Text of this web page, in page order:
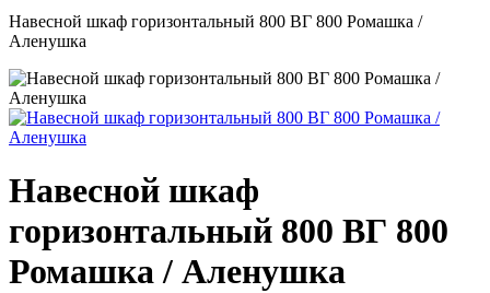
Навесной шкаф горизонтальный 800 ВГ 800 Ромашка /
Аленушка
Навесной шкаф
горизонтальный 800 ВГ 800
Ромашка / Аленушка